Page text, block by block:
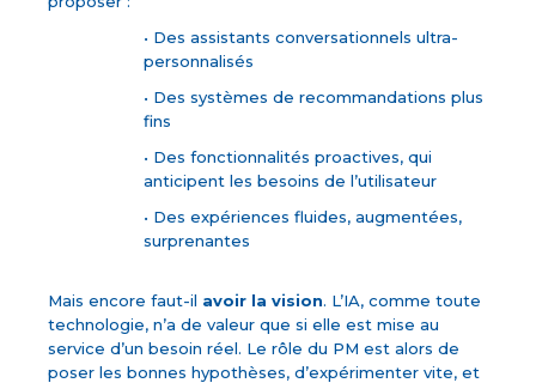
• Des assistants conversationnels ultra-
personnalisés
• Des systèmes de recommandations plus
fins
• Des fonctionnalités proactives, qui
anticipent les besoins de l’utilisateur
• Des expériences fluides, augmentées,
surprenantes
Mais encore faut-il avoir la vision. L’IA, comme toute
technologie, n’a de valeur que si elle est mise au
service d’un besoin réel. Le rôle du PM est alors de
poser les bonnes hypothèses, d’expérimenter vite, et